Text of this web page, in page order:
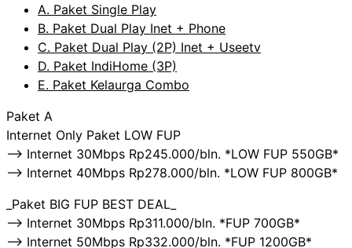
A. Paket Single Play
B. Paket Dual Play Inet + Phone
C. Paket Dual Play (2P) Inet + Useetv
D. Paket IndiHome (3P)
E. Paket Kelaurga Combo
Paket A
Internet Only Paket LOW FUP
—> Internet 30Mbps Rp245.000/bln. *LOW FUP 550GB*
—> Internet 40Mbps Rp278.000/bln. *LOW FUP 800GB*
_Paket BIG FUP BEST DEAL_
—> Internet 30Mbps Rp311.000/bln. *FUP 700GB*
—> Internet 50Mbps Rp332.000/bln. *FUP 1200GB*